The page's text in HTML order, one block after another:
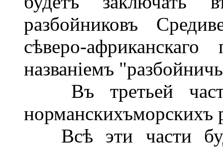
разбойниковъ
сѣверо-
названіемъ
Въ третьей части
норманскихъморскихъ
Всѣ эти части